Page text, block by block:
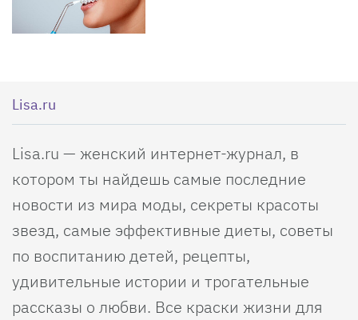
Lisa.ru
Lisa.ru — женский интернет-журнал, в
котором ты найдешь самые последние
новости из мира моды, секреты красоты
звезд, самые эффективные диеты, советы
по воспитанию детей, рецепты,
удивительные истории и трогательные
рассказы о любви. Все краски жизни для